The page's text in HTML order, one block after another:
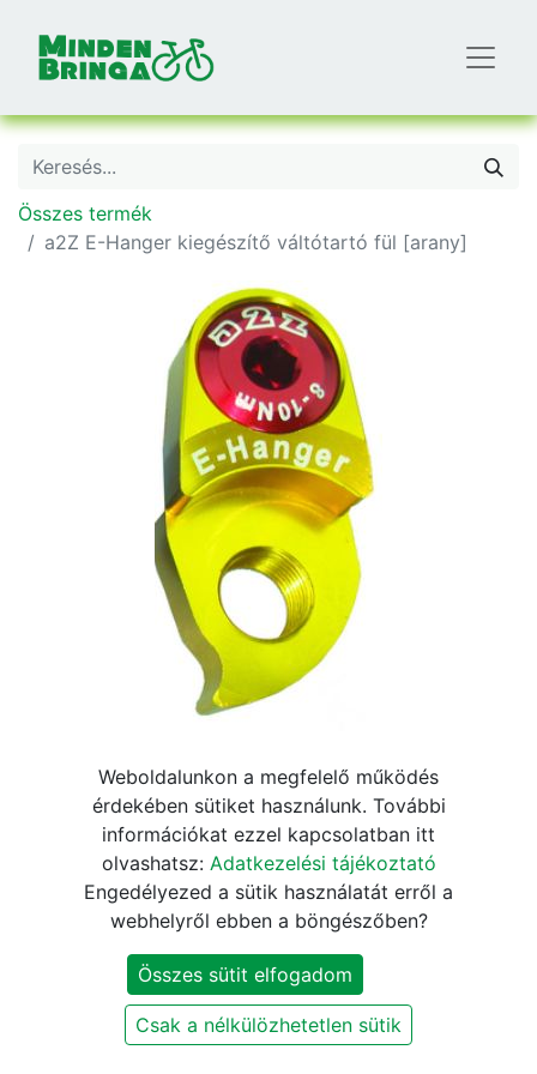
Összes termék
a2Z E-Hanger kiegészítő váltótartó fül [arany]
a2Z E-Hanger kiegészítő
váltótartó fül [arany]
4.240Ft 4.990Ft
KOSÁRBA
Szállítási és fizetési információk
Weboldalunkon a megfelelő működés
érdekében sütiket használunk. További
információkat ezzel kapcsolatban itt
olvashatsz: Adatkezelési tájékoztató
Engedélyezed a sütik használatát erről a
webhelyről ebben a böngészőben?
Összes sütit elfogadom
Csak a nélkülözhetetlen sütik